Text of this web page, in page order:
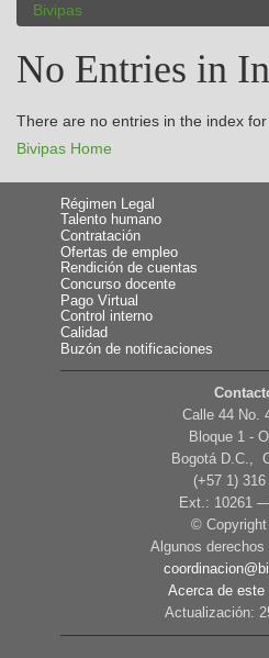
Bivipas
No Entries in
There are no entries in the index for
Bivipas Home
Régimen Legal
Talento humano
Contratación
Ofertas de empleo
Rendición de cuentas
Concurso docente
Pago Virtual
Control interno
Calidad
Buzón de notificaciones
Calle 44 No.
Bloque 1 -
Bogotá D.C.,
(+57 1) 316
Ext.: 10261
© Copyright
Algunos derechos
Acerca de este
Actualización: